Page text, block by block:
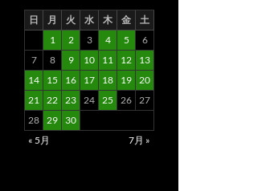
日 月 火 水 木 金
土
1
2 3 4 5
6
7
8 9 10 11 12
13
14
15 16 17 18 19 20
21 22 23 24 25 26 27
28 29
30
« 5月
7月 »